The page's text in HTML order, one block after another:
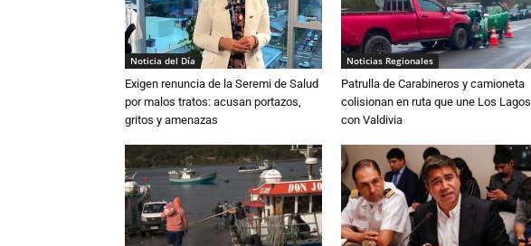
Noticia del Día
Exigen renuncia de la Seremi de Salud
por malos tratos: acusan portazos,
gritos y amenazas
Noticias Regionales
Patrulla de Carabineros y camioneta
colisionan en ruta que une Los Lagos
con Valdivia